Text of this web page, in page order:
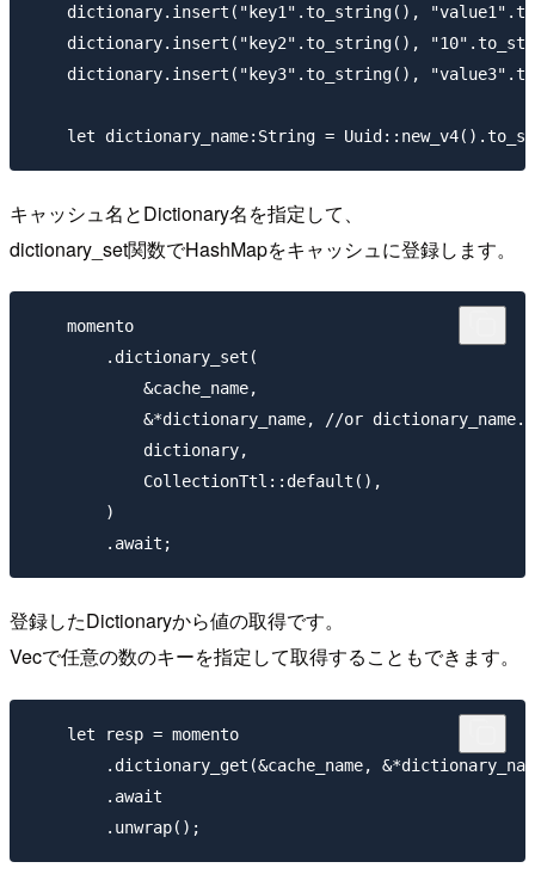
dictionary.insert("key1".to_string(),
dictionary.insert("key2".to_string(),
dictionary.insert("key3".to_string(),
キャッシュ名とDictionary名を指定して、
dictionary_set関数でHashMapをキャッシュに登録します。
    momento
        .dictionary_set(
            &cache_name,
&*dictionary_name, //or
            dictionary,
            CollectionTtl::default(),
        )
登録したDictionaryから値の取得です。
Vecで任意の数のキーを指定して取得することもできます。
    let resp = momento
.dictionary_get(&cache_name,
        .await